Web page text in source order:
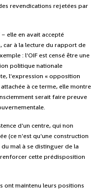
revendications rejetées par
elle en avait accepté
car à la lecture du rapport de
: l'OIF est censé être une
politique nationale
l'expression « opposition
à ce terme, elle montre
serait faire preuve
d'un centre, qui non
(ce n'est qu'une construction
mal à se distinguer de la
cette prédisposition
ont maintenu leurs positions